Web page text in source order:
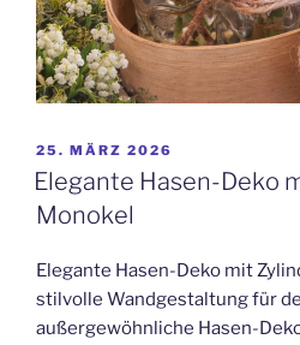
VERÖFFENTLICHT
AM
25. MÄRZ 2026
Elegante Hasen-Deko
Monokel
Elegante Hasen-Deko mit
stilvolle Wandgestaltung für
außergewöhnliche Hasen-